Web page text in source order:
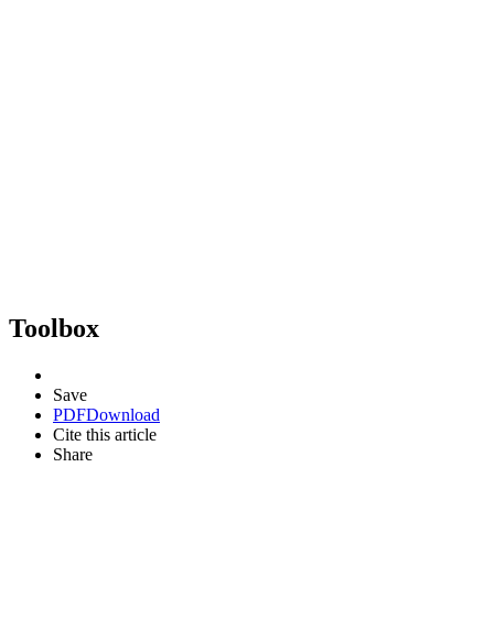
Toolbox
Save
PDFDownload
Cite this article
Share